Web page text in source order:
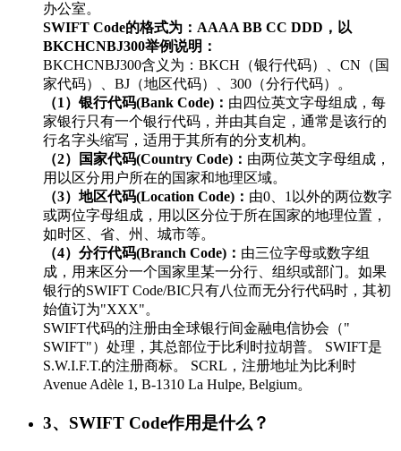
办公室。
SWIFT Code的格式为：AAAA BB CC DDD，以
BKCHCNBJ300举例说明：
BKCHCNBJ300含义为：BKCH（银行代码）、CN（国
家代码）、BJ（地区代码）、300（分行代码）。
（1）银行代码(Bank Code)： 由四位英文字母组成，每
家银行只有一个银行代码，并由其自定，通常是该行的
行名字头缩写，适用于其所有的分支机构。
（2）国家代码(Country Code)： 由两位英文字母组成，
用以区分用户所在的国家和地理区域。
（3）地区代码(Location Code)： 由0、1以外的两位数字
或两位字母组成，用以区分位于所在国家的地理位置，
如时区、省、州、城市等。
（4）分行代码(Branch Code)： 由三位字母或数字组
成，用来区分一个国家里某一分行、组织或部门。如果
银行的SWIFT Code/BIC只有八位而无分行代码时，其初
始值订为"XXX"。
SWIFT代码的注册由全球银行间金融电信协会（"
SWIFT"）处理，其总部位于比利时拉胡普。 SWIFT是
S.W.I.F.T.的注册商标。 SCRL，注册地址为比利时
Avenue Adèle 1, B-1310 La Hulpe, Belgium。
3、SWIFT Code作用是什么？